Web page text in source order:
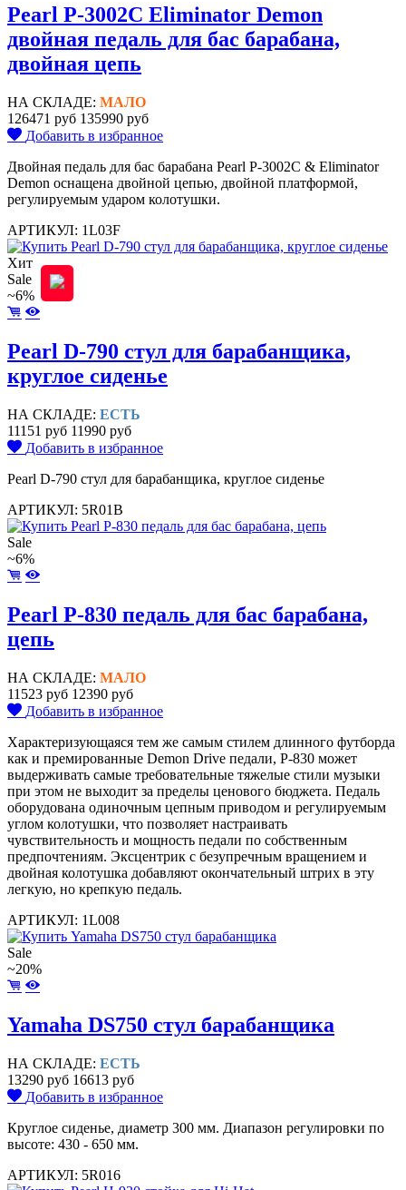
Pearl P-3002C Eliminator Demon
двойная педаль для бас барабана,
двойная цепь
НА СКЛАДЕ: МАЛО
126471 руб 135990 руб
Добавить в избранное
Двойная педаль для бас барабана Pearl P-3002C & Eliminator
Demon оснащена двойной цепью, двойной платформой,
регулируемым ударом колотушки.
АРТИКУЛ: 1L03F
Хит
Sale
~6%
Pearl D-790 стул для барабанщика,
круглое сиденье
НА СКЛАДЕ: ЕСТЬ
11151 руб 11990 руб
Добавить в избранное
Pearl D-790 стул для барабанщика, круглое сиденье
АРТИКУЛ: 5R01B
Sale
~6%
Pearl P-830 педаль для бас барабана,
цепь
НА СКЛАДЕ: МАЛО
11523 руб 12390 руб
Добавить в избранное
Характеризующаяся тем же самым стилем длинного футборда
как и премированные Demon Drive педали, Р-830 может
выдерживать самые требовательные тяжелые стили музыки
при этом не выходит за пределы ценового бюджета. Педаль
оборудована одиночным цепным приводом и регулируемым
углом колотушки, что позволяет настраивать
чувствительность и мощность педали по собственным
предпочтениям. Эксцентрик с безупречным вращением и
двойная колотушка добавляют окончательный штрих в эту
легкую, но крепкую педаль.
АРТИКУЛ: 1L008
Sale
~20%
Yamaha DS750 стул барабанщика
НА СКЛАДЕ: ЕСТЬ
13290 руб 16613 руб
Добавить в избранное
Круглое сиденье, диаметр 300 мм. Диапазон регулировки по
высоте: 430 - 650 мм.
АРТИКУЛ: 5R016